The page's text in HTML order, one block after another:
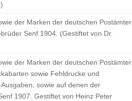
der Marken der deutschen Postämter
Senf 1904. (Gestiftet von Dr.
der Marken der deutschen Postämter
sowie Fehldrucke und
sowie auf denen der
1907. Gestiftet von Heinz Peter